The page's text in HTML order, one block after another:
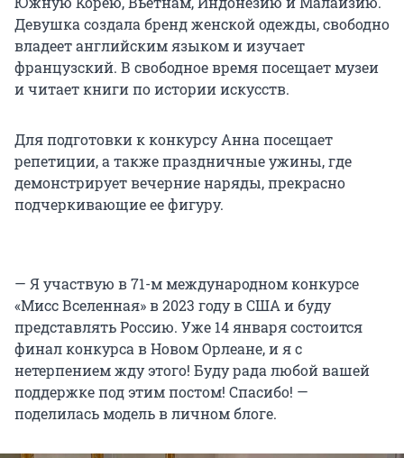
Девушка создала бренд женской одежды, свободно
владеет английским языком и изучает
французский. В свободное время посещает музеи
и читает книги по истории искусств.
Для подготовки к конкурсу Анна посещает
репетиции, а также праздничные ужины, где
демонстрирует вечерние наряды, прекрасно
подчеркивающие ее фигуру.
— Я участвую в 71-м международном конкурсе
«Мисс Вселенная» в 2023 году в США и буду
представлять Россию. Уже 14 января состоится
финал конкурса в Новом Орлеане, и я с
нетерпением жду этого! Буду рада любой вашей
поддержке под этим постом! Спасибо! —
поделилась модель в личном блоге.